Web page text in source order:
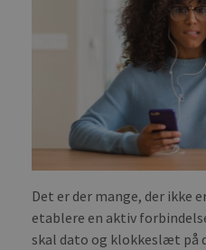
Det er der mange, der ikke
etablere en aktiv
skal dato og klokkeslæt på